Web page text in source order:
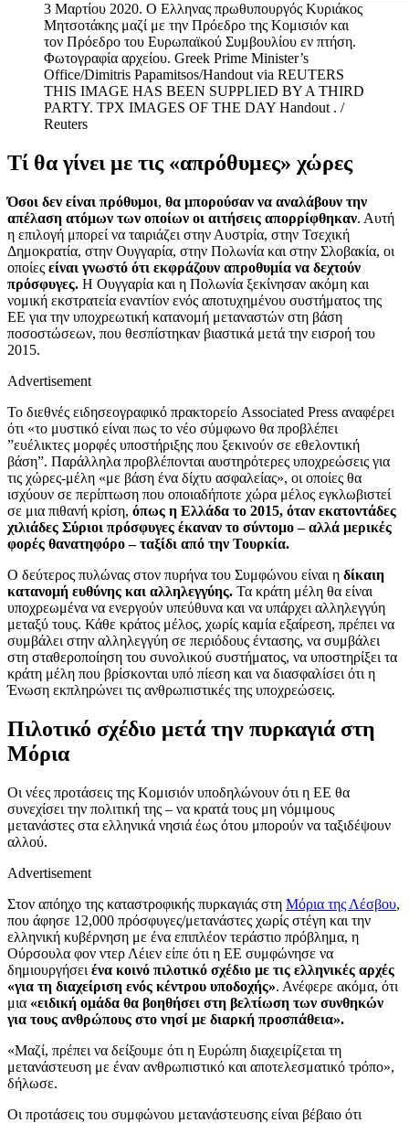
3 Μαρτίου 2020. Ο Ελληνας πρωθυπουργός Κυριάκος
Μητσοτάκης μαζί με την Πρόεδρο της Κομισιόν και
τον Πρόεδρο του Ευρωπαϊκού Συμβουλίου εν πτήση.
Φωτογραφία αρχείου. Greek Prime Minister’s
Office/Dimitris Papamitsos/Handout via REUTERS
THIS IMAGE HAS BEEN SUPPLIED BY A THIRD
PARTY. TPX IMAGES OF THE DAY Handout . /
Reuters
Τί θα γίνει με τις «απρόθυμες» χώρες
Όσοι δεν είναι πρόθυμοι, θα μπορούσαν να αναλάβουν την
απέλαση ατόμων των οποίων οι αιτήσεις απορρίφθηκαν. Αυτή
η επιλογή μπορεί να ταιριάζει στην Αυστρία, στην Τσεχική
Δημοκρατία, στην Ουγγαρία, στην Πολωνία και στην Σλοβακία, οι
οποίες είναι γνωστό ότι εκφράζουν απροθυμία να δεχτούν
πρόσφυγες. Η Ουγγαρία και η Πολωνία ξεκίνησαν ακόμη και
νομική εκστρατεία εναντίον ενός αποτυχημένου συστήματος της
ΕΕ για την υποχρεωτική κατανομή μεταναστών στη βάση
ποσοστώσεων, που θεσπίστηκαν βιαστικά μετά την εισροή του
2015.
Advertisement
Το διεθνές ειδησεογραφικό πρακτορείο Associated Press αναφέρει
ότι «το μυστικό είναι πως το νέο σύμφωνο θα προβλέπει
”ευέλικτες μορφές υποστήριξης που ξεκινούν σε εθελοντική
βάση”. Παράλληλα προβλέπονται αυστηρότερες υποχρεώσεις για
τις χώρες-μέλη «με βάση ένα δίχτυ ασφαλείας», οι οποίες θα
ισχύουν σε περίπτωση που οποιαδήποτε χώρα μέλος εγκλωβιστεί
σε μια πιθανή κρίση, όπως η Ελλάδα το 2015, όταν εκατοντάδες
χιλιάδες Σύριοι πρόσφυγες έκαναν το σύντομο – αλλά μερικές
φορές θανατηφόρο – ταξίδι από την Τουρκία.
Ο δεύτερος πυλώνας στον πυρήνα του Συμφώνου είναι η δίκαιη
κατανομή ευθύνης και αλληλεγγύης. Τα κράτη μέλη θα είναι
υποχρεωμένα να ενεργούν υπεύθυνα και να υπάρχει αλληλεγγύη
μεταξύ τους. Κάθε κράτος μέλος, χωρίς καμία εξαίρεση, πρέπει να
συμβάλει στην αλληλεγγύη σε περιόδους έντασης, να συμβάλει
στη σταθεροποίηση του συνολικού συστήματος, να υποστηρίξει τα
κράτη μέλη που βρίσκονται υπό πίεση και να διασφαλίσει ότι η
Ένωση εκπληρώνει τις ανθρωπιστικές της υποχρεώσεις.
Πιλοτικό σχέδιο μετά την πυρκαγιά στη
Μόρια
Οι νέες προτάσεις της Κομισιόν υποδηλώνουν ότι η ΕΕ θα
συνεχίσει την πολιτική της – να κρατά τους μη νόμιμους
μετανάστες στα ελληνικά νησιά έως ότου μπορούν να ταξιδέψουν
αλλού.
Advertisement
Στον απόηχο της καταστροφικής πυρκαγιάς στη Μόρια της Λέσβου,
που άφησε 12,000 πρόσφυγες/μετανάστες χωρίς στέγη και την
ελληνική κυβέρνηση με ένα επιπλέον τεράστιο πρόβλημα, η
Ούρσουλα φον ντερ Λέιεν είπε ότι η ΕΕ συμφώνησε να
δημιουργήσει ένα κοινό πιλοτικό σχέδιο με τις ελληνικές αρχές
«για τη διαχείριση ενός κέντρου υποδοχής». Ανέφερε ακόμα, ότι
μια «ειδική ομάδα θα βοηθήσει στη βελτίωση των συνθηκών
για τους ανθρώπους στο νησί με διαρκή προσπάθεια».
«Μαζί, πρέπει να δείξουμε ότι η Ευρώπη διαχειρίζεται τη
μετανάστευση με έναν ανθρωπιστικό και αποτελεσματικό τρόπο»,
δήλωσε.
Οι προτάσεις του συμφώνου μετανάστευσης είναι βέβαιο ότι